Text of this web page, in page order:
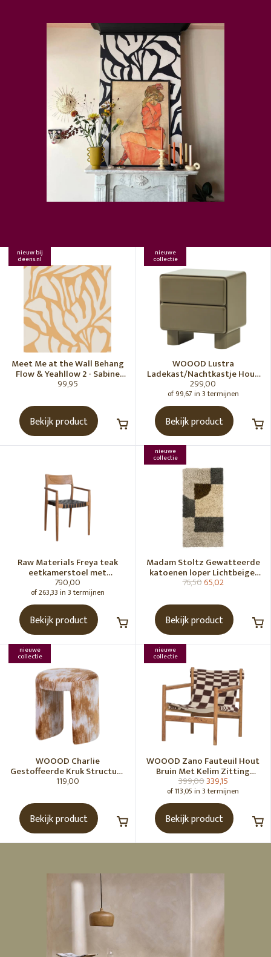
nieuw bij
deens.nl
Meet Me at the Wall Behang
Flow & Yeahllow 2 - Sabine
van Vessem
99,95
Bekijk product
nieuwe
collectie
WOOOD Lustra
Ladekast/Nachtkastje Hout
Hoogglans Groen [Fsc]
299,00
of 99,67 in 3 termijnen
Bekijk product
Raw Materials Freya teak
eetkamerstoel met
armleuning - Zwart (set of 2)
790,00
of 263,33 in 3 termijnen
Bekijk product
nieuwe
collectie
Madam Stoltz Gewatteerde
katoenen loper Lichtbeige,
gebroken wit, grijs, groen
76,5065,02
Bekijk product
nieuwe
collectie
WOOOD Charlie
Gestoffeerde Kruk Structuur
Stof Karamelbruin [Fsc]
119,00
Bekijk product
nieuwe
collectie
WOOOD Zano Fauteuil Hout
Bruin Met Kelim Zitting
Naturel
399,00339,15
of 113,05 in 3 termijnen
Bekijk product